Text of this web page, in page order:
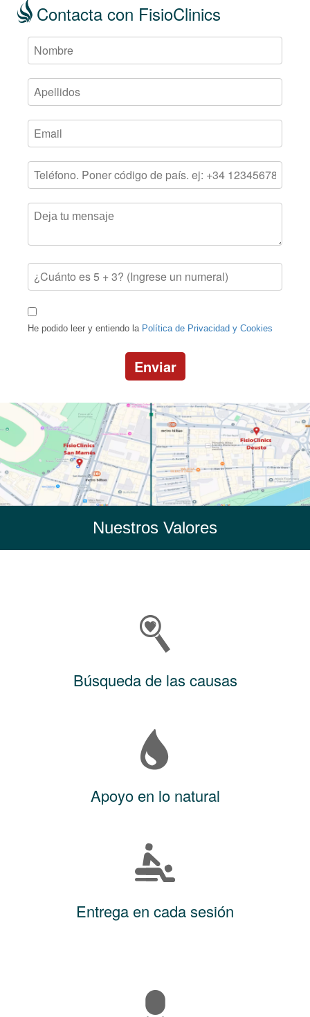
Contacta con FisioClinics
He podido leer y entiendo la Política de Privacidad y Cookies
Enviar
Nuestros Valores
Búsqueda de las causas
Apoyo en lo natural
Entrega en cada sesión